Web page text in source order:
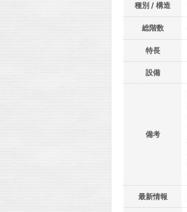
種別 / 構造
総階数
特長
設備
備考
最新情報